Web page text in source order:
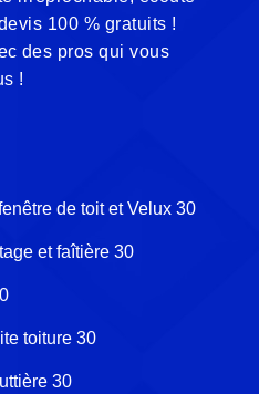
100 % gratuits !
des pros qui vous
!
de toit et Velux 30
et faîtière 30
toiture 30
30